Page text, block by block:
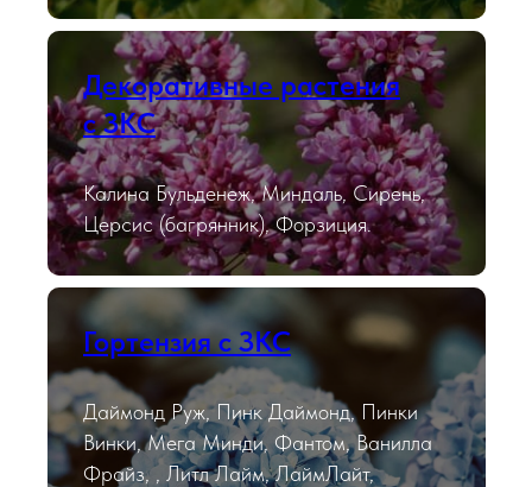
Декоративные растения
с ЗКС
Калина Бульденеж, Миндаль, Сирень,
Церсис (багрянник), Форзиция.
Гортензия с ЗКС
Даймонд Руж, Пинк Даймонд, Пинки
Винки, Мега Минди, Фантом, Ванилла
Фрайз, , Литл Лайм, ЛаймЛайт,